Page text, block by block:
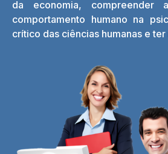
da economia, compreender
comportamento humano na
crítico das ciências humanas e